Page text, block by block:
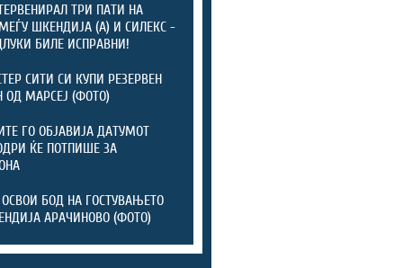
ТРИ ПАТИ НА
ШКЕНДИЈА (А) И СИЛЕКС -
БИЛЕ ИСПРАВНИ!
СИТИ СИ КУПИ РЕЗЕРВЕН
ОД МАРСЕЈ (ФОТО)
ГО ОБЈАВИЈА ДАТУМОТ
ЌЕ ПОТПИШЕ ЗА
БОД НА ГОСТУВАЊЕТО
АРАЧИНОВО (ФОТО)